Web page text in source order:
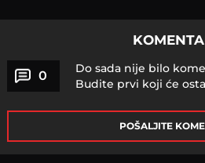
0
Do sada nije bilo
Budite prvi koji će
POŠALJITE